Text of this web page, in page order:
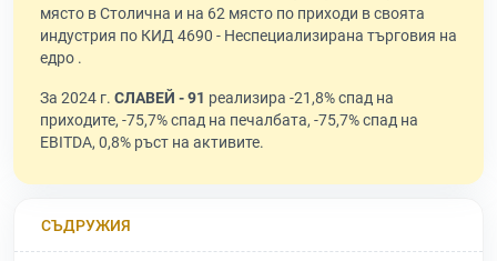
място в Столична и на 62 място по приходи в своята
индустрия по КИД 4690 - Неспециализирана търговия на
едро .
За 2024 г. СЛАВЕЙ - 91 реализира -21,8% спад на
приходите, -75,7% спад на печалбата, -75,7% спад на
EBITDA, 0,8% ръст на активите.
СЪДРУЖИЯ